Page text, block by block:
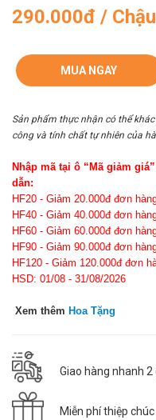
290.000đ / Chậu
MUA NGAY
Sản phẩm thực nhận có thể
công và tính chất tự nhiên của
Nhập mã tại ô “Mã giảm
dẫn:
HF20 - Giảm 20.000đ đơn
HF40 - Giảm 40.000đ đơn
HF60 - Giảm 60.000đ đơn
HF90 - Giảm 90.000đ đơn
HF120 - Giảm 120.000đ đơn
HSD: 01/08 - 31/08/2026
Xem thêm Hoa Tặng
Giao hàng nhanh
Miễn phí thiệp